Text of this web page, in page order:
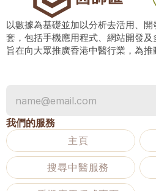
以數據為基礎並加以分析去活用、
套，包括手機應用程式、網站開發及
旨在向大眾推廣香港中醫行業，為推
我們的服務
主頁
搜尋中醫服務